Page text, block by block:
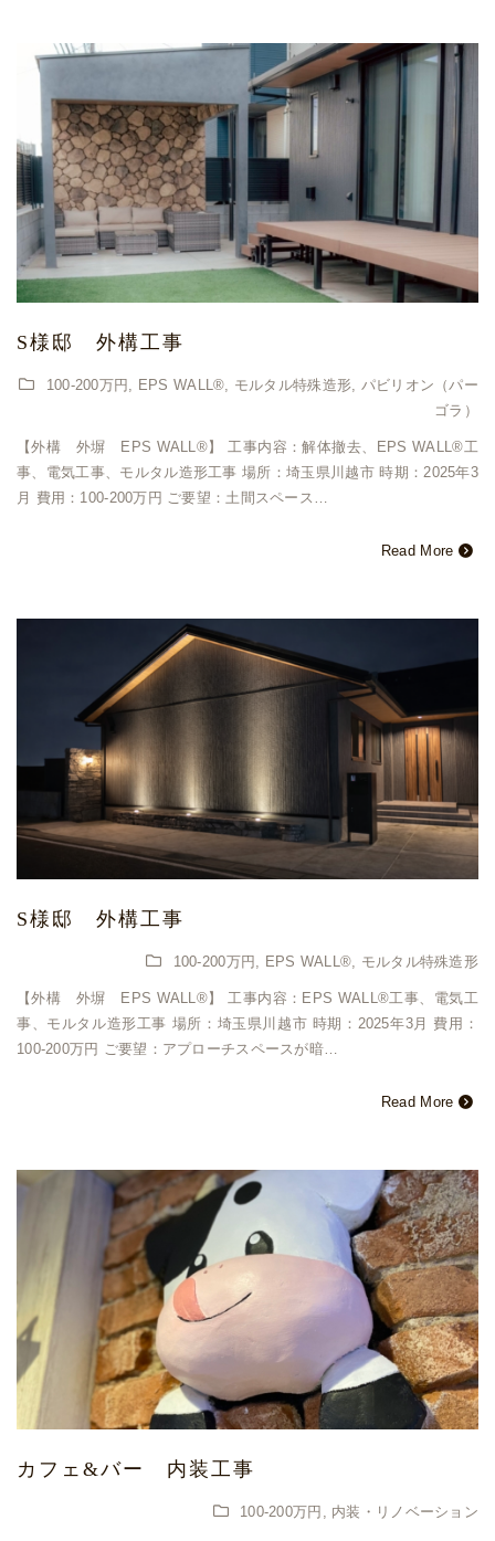
S様邸 外構工事
100-200万円 , EPS WALL®, モルタル特殊造形, パビリオン（パー
ゴラ）
【外構 外塀 EPS WALL®︎】 工事内容：解体撤去、EPS WALL®︎工
事、電気工事、モルタル造形工事 場所：埼玉県川越市 時期：2025年3
月 費用：100-200万円 ご要望：土間スペース…
Read More
S様邸 外構工事
100-200万円 EPS WALL® モルタル特殊造形
【外構 外塀 EPS WALL®︎】 工事内容：EPS WALL®︎工事、電気工
事、モルタル造形工事 場所：埼玉県川越市 時期：2025年3月 費用：
100-200万円 ご要望：アプローチスペースが暗…
Read More
カフェ&バー 内装工事
100-200万円 内装・リノベーション